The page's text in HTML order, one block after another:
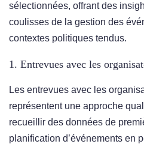
sélectionnées, offrant des
coulisses de la gestion des
contextes politiques tendus.
1. Entrevues avec les
Les entrevues avec les
représentent une approche
recueillir des données de
planification d’événements en